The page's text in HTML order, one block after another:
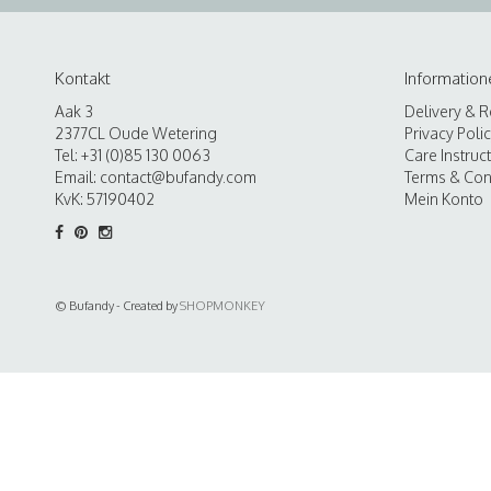
Kontakt
Aak 3
2377CL Oude Wetering
Tel: +31 (0)85 130 0063
Email: contact@bufandy.com
KvK: 57190402
Delivery &
Privacy
Care
Terms &
Mein Konto
© Bufandy - Created bySHOPMONKEY